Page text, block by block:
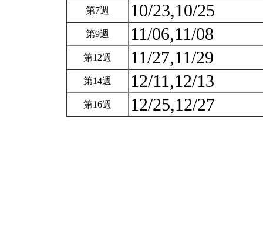
第7週 10/23,10/25
第9週 11/06,11/08
第12週 11/27,11/29
第14週 12/11,12/13
第16週 12/25,12/27